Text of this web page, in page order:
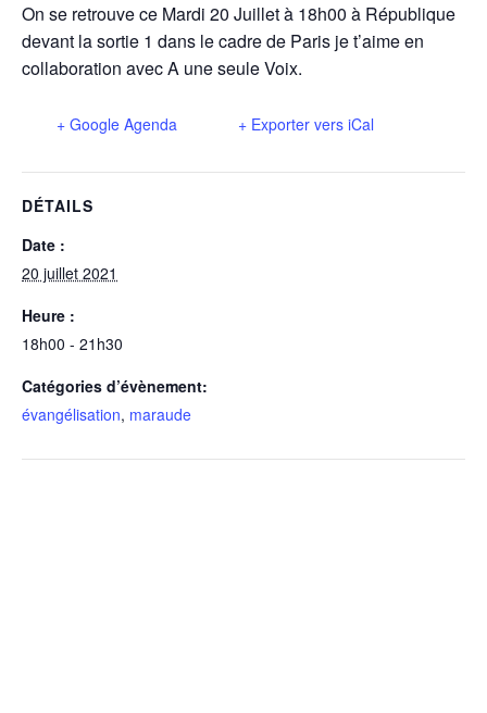
On se retrouve ce Mardi 20 Juillet à 18h00 à République
devant la sortie 1 dans le cadre de Paris je t’aime en
collaboration avec A une seule Voix.
+ Google Agenda + Exporter vers iCal
DÉTAILS
Date :
20 juillet 2021
Heure :
18h00 - 21h30
Catégories d’évènement:
évangélisation, maraude